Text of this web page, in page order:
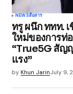
NEWSสื่อสาร
ทรู ผนึก ททท.
ใหม่ของการท่
“True5G สัญ
แรง”
byKhun JarinJuly 9,